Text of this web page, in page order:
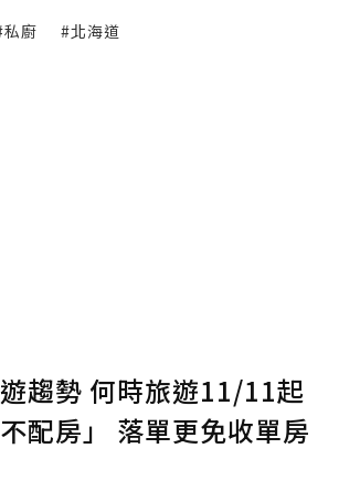
私廚 #北海道
趨勢 何時旅遊11/11起
配房」 落單更免收單房